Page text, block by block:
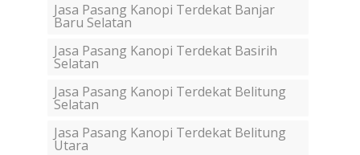
Jasa Pasang Kanopi Terdekat Banjar
Baru Selatan
Jasa Pasang Kanopi Terdekat Basirih
Selatan
Jasa Pasang Kanopi Terdekat Belitung
Selatan
Jasa Pasang Kanopi Terdekat Belitung
Utara